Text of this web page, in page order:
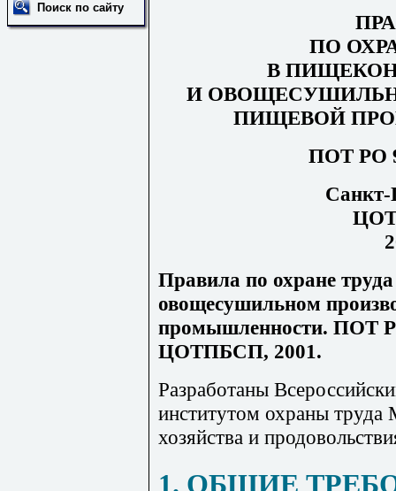
Поиск по сайту
ПО
В
И
ПИЩЕВОЙ
ПОТ РО
Санкт-
Правила по охране
овощесушильном
промышленности. ПОТ
ЦОТПБСП, 2001.
Разработаны
институтом охраны труда
хозяйства и
1. ОБЩИЕ